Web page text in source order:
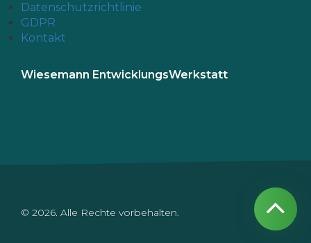
Datenschutzrichtlinie
GDPR
Kontakt
Wiesemann EntwicklungsWerkstatt
© 2026. Alle Rechte vorbehalten.